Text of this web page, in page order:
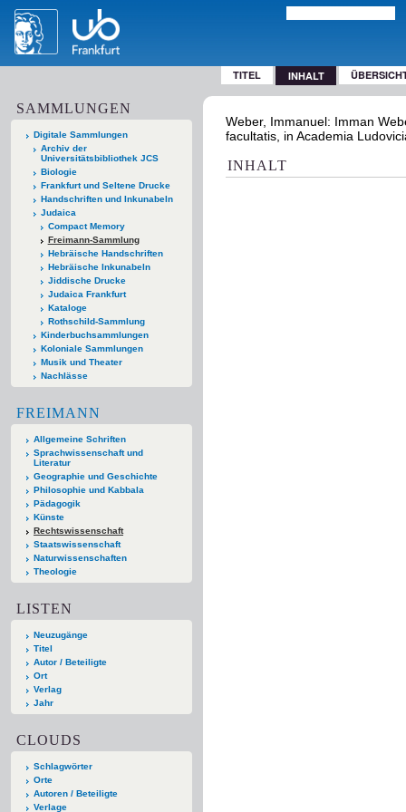
TITEL INHALT
SAMMLUNGEN
Digitale Sammlungen
Archiv der
Universitätsbibliothek JCS
Biologie
Frankfurt und Seltene Drucke
Handschriften und Inkunabeln
Judaica
Compact Memory
Freimann-Sammlung
Hebräische Handschriften
Hebräische Inkunabeln
Jiddische Drucke
Judaica Frankfurt
Kataloge
Rothschild-Sammlung
Kinderbuchsammlungen
Koloniale Sammlungen
Musik und Theater
Nachlässe
FREIMANN
Allgemeine Schriften
Sprachwissenschaft und
Literatur
Geographie und Geschichte
Philosophie und Kabbala
Pädagogik
Künste
Rechtswissenschaft
Staatswissenschaft
Naturwissenschaften
Theologie
LISTEN
Neuzugänge
Titel
Autor / Beteiligte
Ort
Verlag
Jahr
CLOUDS
Schlagwörter
Orte
Autoren / Beteiligte
Verlage
Weber, Immanuel: Imman
facultatis, in Academia
INHALT